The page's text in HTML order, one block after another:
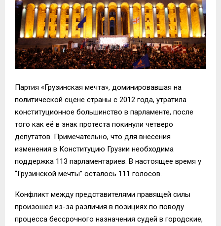
Партия «Грузинская мечта», доминировавшая на
политической сцене страны с 2012 года, утратила
конституционное большинство в парламенте, после
того как её в знак протеста покинули четверо
депутатов. Примечательно, что для внесения
изменения в Конституцию Грузии необходима
поддержка 113 парламентариев. В настоящее время у
“Грузинской мечты” осталось 111 голосов.
Конфликт между представителями правящей силы
произошел из-за различия в позициях по поводу
процесса бессрочного назначения судей в городские,